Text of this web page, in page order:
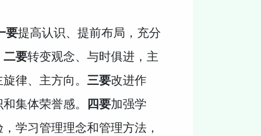
要提高认识、提前布局，充分
二要转变观念、与时俱进，主
律、主方向。 三要改进作
集体荣誉感。 四要加强学
学习管理理念和管理方法，